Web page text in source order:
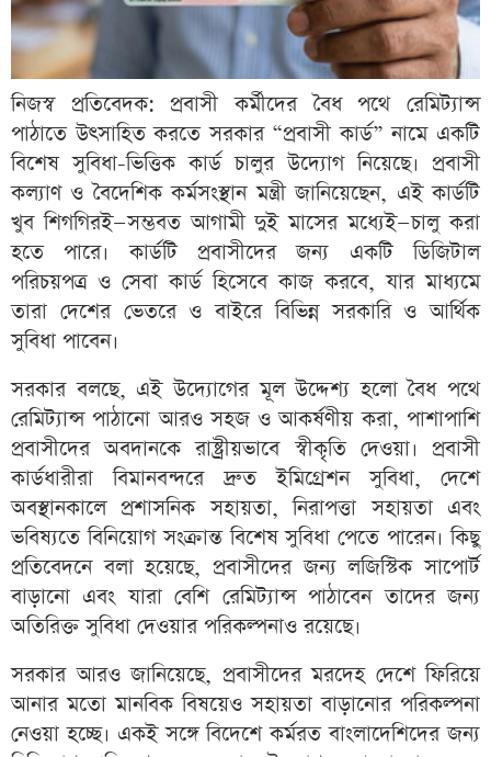
নিজস্ব প্রতিবেদক: প্রবাসী কর্মীদের বৈধ পথে রেমিট্যান্স
পাঠাতে উৎসাহিত করতে সরকার “প্রবাসী কার্ড” নামে একটি
বিশেষ সুবিধা-ভিত্তিক কার্ড চালুর উদ্যোগ নিয়েছে। প্রবাসী
কল্যাণ ও বৈদেশিক কর্মসংস্থান মন্ত্রী জানিয়েছেন, এই কার্ডটি
খুব শিগগিরই—সম্ভবত আগামী দুই মাসের মধ্যেই—চালু করা
হতে পারে। কার্ডটি প্রবাসীদের জন্য একটি ডিজিটাল
পরিচয়পত্র ও সেবা কার্ড হিসেবে কাজ করবে, যার মাধ্যমে
তারা দেশের ভেতরে ও বাইরে বিভিন্ন সরকারি ও আর্থিক
সুবিধা পাবেন।
সরকার বলছে, এই উদ্যোগের মূল উদ্দেশ্য হলো বৈধ পথে
রেমিট্যান্স পাঠানো আরও সহজ ও আকর্ষণীয় করা, পাশাপাশি
প্রবাসীদের অবদানকে রাষ্ট্রীয়ভাবে স্বীকৃতি দেওয়া। প্রবাসী
কার্ডধারীরা বিমানবন্দরে দ্রুত ইমিগ্রেশন সুবিধা, দেশে
অবস্থানকালে প্রশাসনিক সহায়তা, নিরাপত্তা সহায়তা এবং
ভবিষ্যতে বিনিয়োগ সংক্রান্ত বিশেষ সুবিধা পেতে পারেন। কিছু
প্রতিবেদনে বলা হয়েছে, প্রবাসীদের জন্য লজিস্টিক সাপোর্ট
বাড়ানো এবং যারা বেশি রেমিট্যান্স পাঠাবেন তাদের জন্য
অতিরিক্ত সুবিধা দেওয়ার পরিকল্পনাও রয়েছে।
সরকার আরও জানিয়েছে, প্রবাসীদের মরদেহ দেশে ফিরিয়ে
আনার মতো মানবিক বিষয়েও সহায়তা বাড়ানোর পরিকল্পনা
নেওয়া হচ্ছে। একই সঙ্গে বিদেশে কর্মরত বাংলাদেশিদের জন্য